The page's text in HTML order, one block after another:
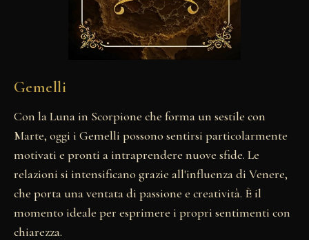
Gemelli
Con la Luna in Scorpione che forma un sestile con
Marte, oggi i Gemelli possono sentirsi particolarmente
motivati e pronti a intraprendere nuove sfide. Le
relazioni si intensificano grazie all'influenza di Venere,
che porta una ventata di passione e creatività. È il
momento ideale per esprimere i propri sentimenti con
chiarezza.